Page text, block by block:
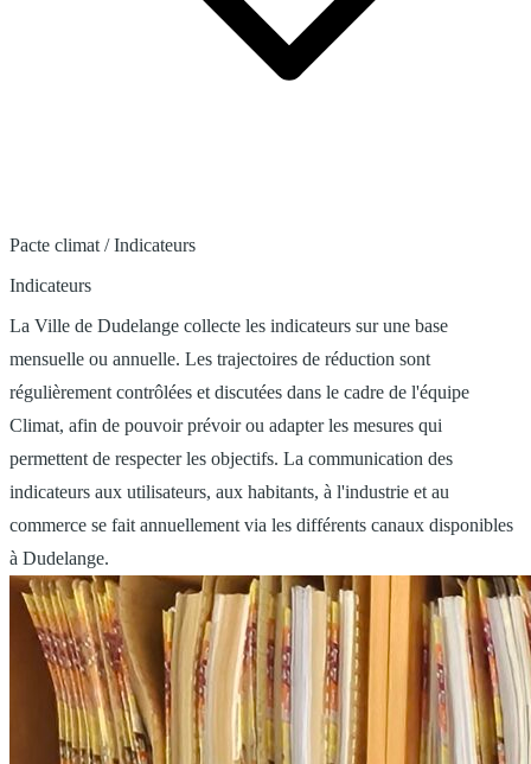
Pacte climat /Indicateurs
Indicateurs
La Ville de Dudelange collecte les indicateurs sur une base
mensuelle ou annuelle. Les trajectoires de réduction sont
régulièrement contrôlées et discutées dans le cadre de l'équipe
Climat, afin de pouvoir prévoir ou adapter les mesures qui
permettent de respecter les objectifs. La communication des
indicateurs aux utilisateurs, aux habitants, à l'industrie et au
commerce se fait annuellement via les différents canaux disponibles
à Dudelange.